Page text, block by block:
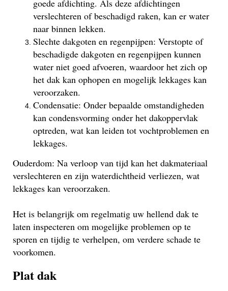
goede afdichting. Als deze afdichtingen
verslechteren of beschadigd raken, kan er water
naar binnen lekken.
Slechte dakgoten en regenpijpen: Verstopte of
beschadigde dakgoten en regenpijpen kunnen
water niet goed afvoeren, waardoor het zich op
het dak kan ophopen en mogelijk lekkages kan
veroorzaken.
Condensatie: Onder bepaalde omstandigheden
kan condensvorming onder het dakoppervlak
optreden, wat kan leiden tot vochtproblemen en
lekkages.
Ouderdom: Na verloop van tijd kan het dakmateriaal
verslechteren en zijn waterdichtheid verliezen, wat
lekkages kan veroorzaken.
Het is belangrijk om regelmatig uw hellend dak te
laten inspecteren om mogelijke problemen op te
sporen en tijdig te verhelpen, om verdere schade te
voorkomen.
Plat dak